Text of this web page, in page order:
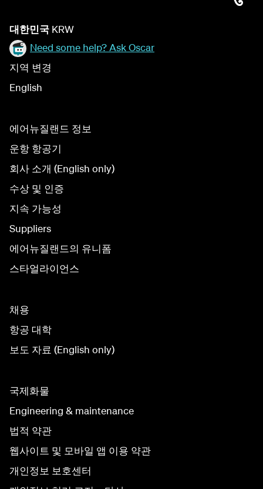
대한민국 KRW
Need some help? Ask Oscar
지역 변경
English
에어뉴질랜드 정보
운항 항공기
회사 소개 (English only)
수상 및 인증
지속 가능성
Suppliers
에어뉴질랜드의 유니폼
스타얼라이언스
채용
항공 대학
보도 자료 (English only)
국제화물
Engineering & maintenance
법적 약관
웹사이트 및 모바일 앱 이용 약관
개인정보 보호센터